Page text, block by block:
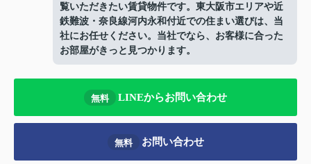
覧いただきたい賃貸物件です。東大阪市エリアや近
鉄難波・奈良線河内永和付近での住まい選びは、当
社にお任せください。当社でなら、お客様に合った
お部屋がきっと見つかります。
無料 LINEからお問い合わせ
無料 お問い合わせ